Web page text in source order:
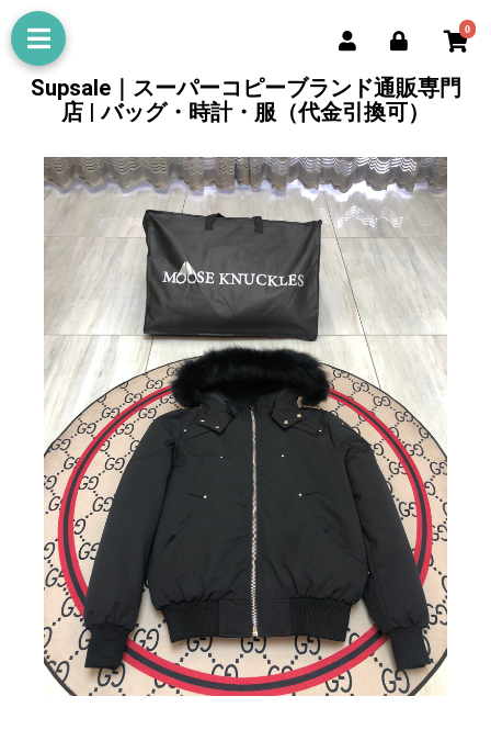
0
Supsale｜スーパーコピーブランド通販専門
店 | バッグ・時計・服（代金引換可）